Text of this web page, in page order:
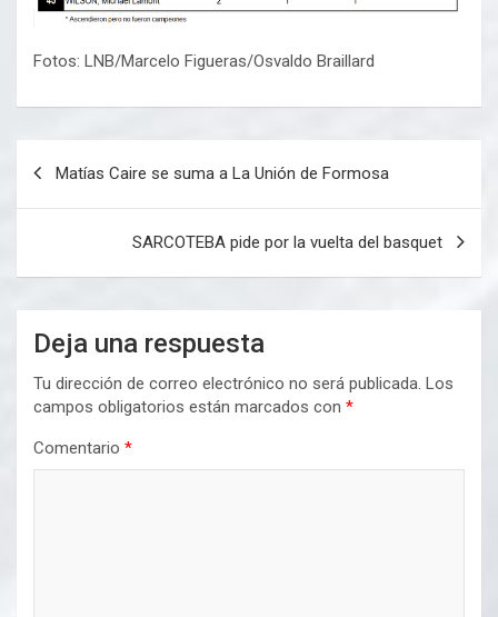
Fotos: LNB/Marcelo Figueras/Osvaldo Braillard
Matías Caire se suma a La Unión de Formosa
SARCOTEBA pide por la vuelta del basquet
Deja una respuesta
Tu dirección de correo electrónico no será publicada. Los
campos obligatorios están marcados con *
Comentario *